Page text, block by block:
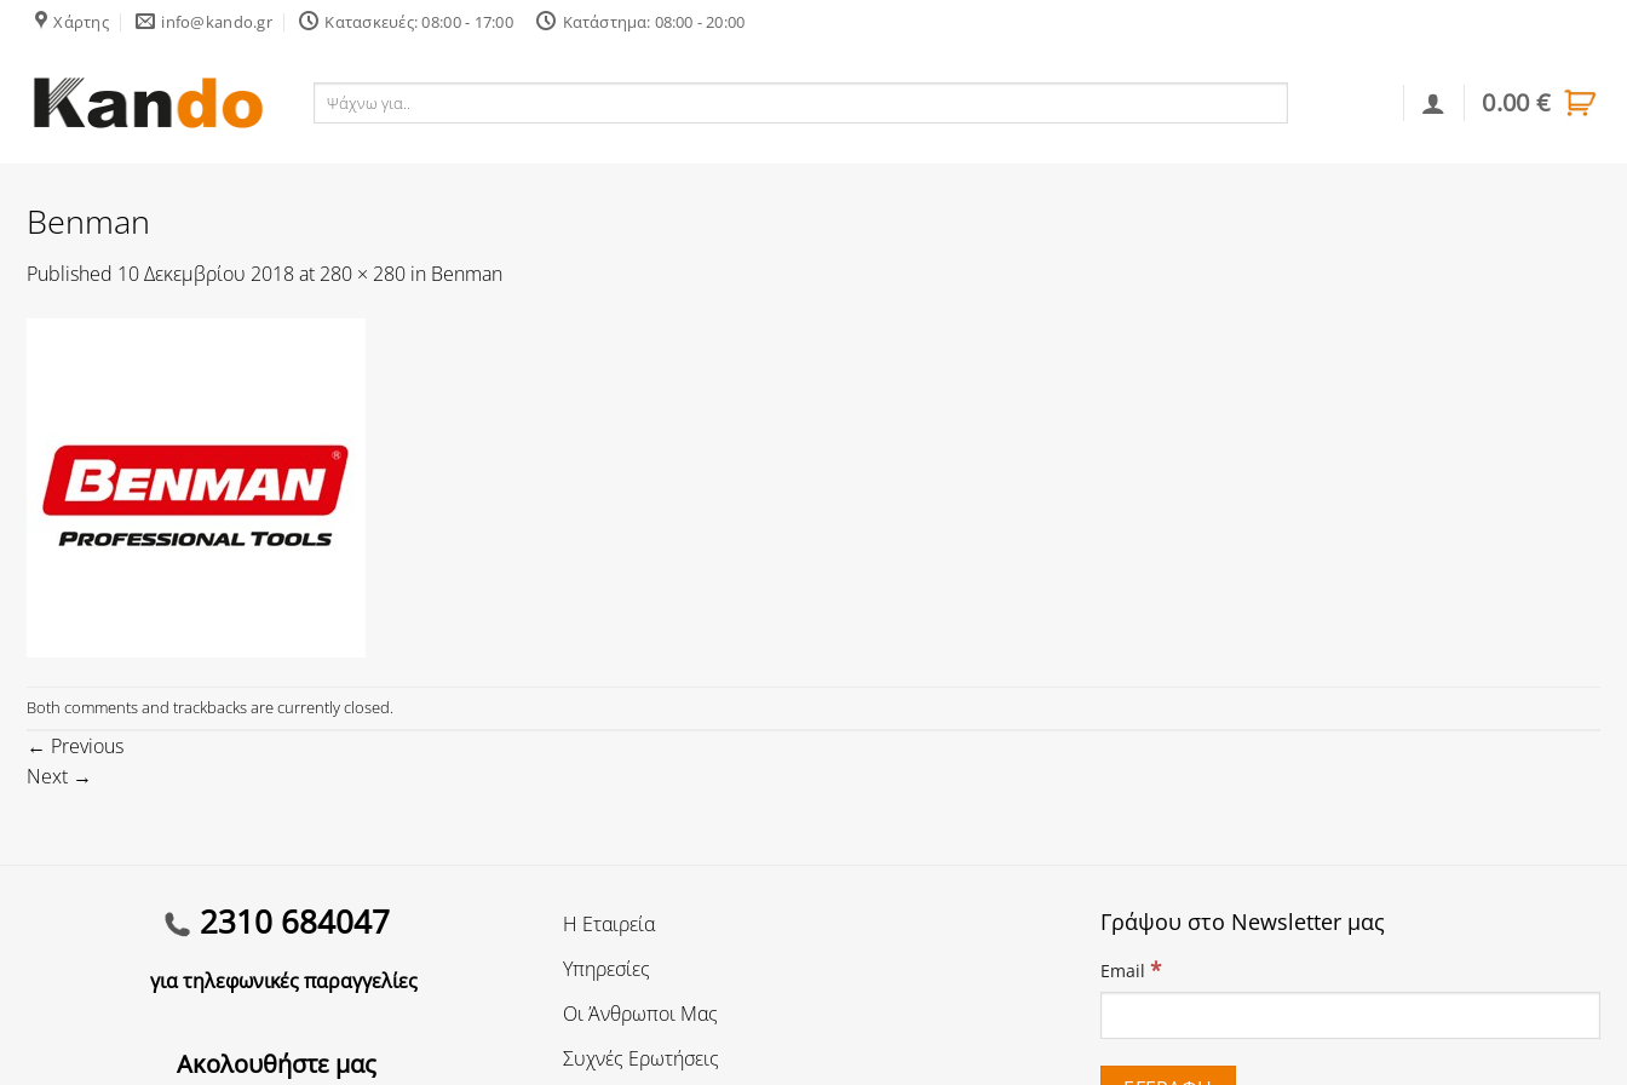
Skip
content
Χάρτης info@kando.gr Κατασκευές: 08:00 - 17:00 Κατάστημα: 08:00 - 20:00
Ψάχνω
0.00€
Benman
Published 10 Δεκεμβρίου 2018at 280 × 280 in Benman
Both comments and trackbacks are currently closed.
← Previous
Next →
2310 684047
για τηλεφωνικές παραγγελίες
Ακολουθήστε μας
Η Εταιρεία
Υπηρεσίες
Οι Άνθρωποι Μας
Συχνές Ερωτήσεις
Γράψου στο Newsletter μας
Email *